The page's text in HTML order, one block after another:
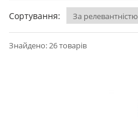
Сортування:
Знайдено: 26 товарів